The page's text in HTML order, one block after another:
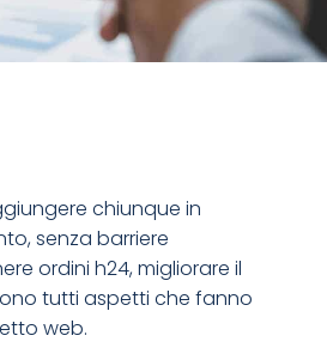
chiunque in
senza barriere
ordini h24, migliorare il
tutti aspetti che fanno
web.